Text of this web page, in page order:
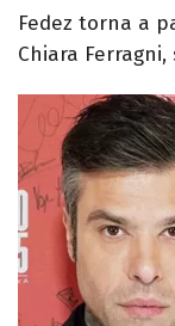
Fedez torna a
Chiara